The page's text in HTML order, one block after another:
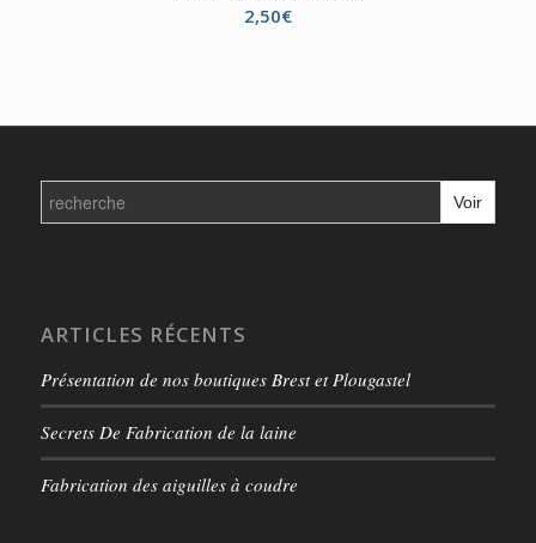
2,50€
Search
for:
ARTICLES RÉCENTS
Présentation de nos boutiques Brest et Plougastel
Secrets De Fabrication de la laine
Fabrication des aiguilles à coudre